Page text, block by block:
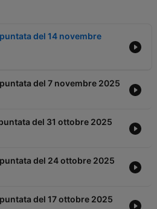
del 14 novembre
del 7 novembre 2025
del 31 ottobre 2025
del 24 ottobre 2025
del 17 ottobre 2025